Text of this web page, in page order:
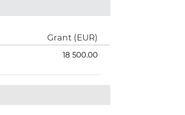
Grant (EUR)
18 500.00